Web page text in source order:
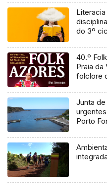
do 3º
40.º
Praia da
folclore
Junta
Porto